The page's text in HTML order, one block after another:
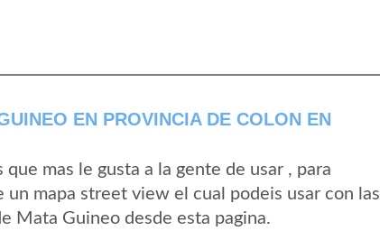
EN PROVINCIA DE COLON EN
mas le gusta a la gente de usar , para
mapa street view el cual podeis usar con las
Mata Guineo desde esta pagina.